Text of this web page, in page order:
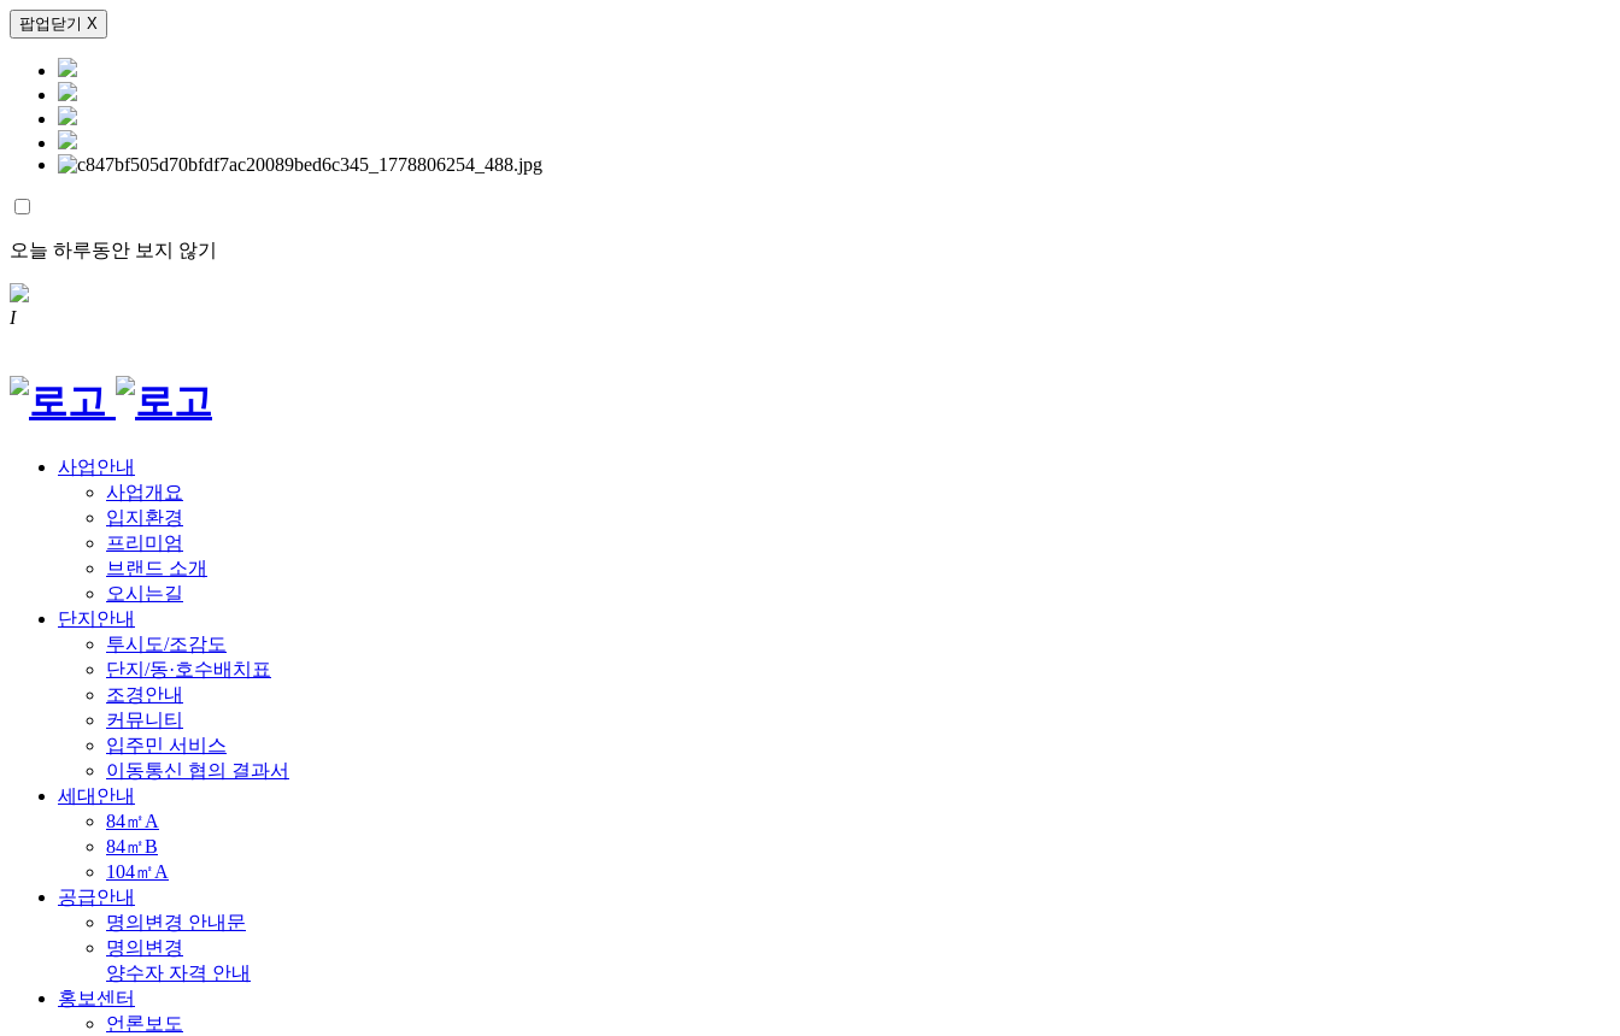
팝업닫기 X
오늘 하루동안 보지 않기
I
사업안내
사업개요
입지환경
프리미엄
브랜드 소개
오시는길
단지안내
투시도/조감도
단지/동·호수배치표
조경안내
커뮤니티
입주민 서비스
이동통신 협의 결과서
세대안내
84㎡A
84㎡B
104㎡A
공급안내
명의변경 안내문
명의변경
양수자 자격 안내
홍보센터
언론보도